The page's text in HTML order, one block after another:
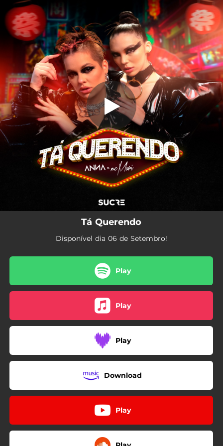
You're all set!
Tá Querendo
Tá Querendo
02:20
Tá Querendo
Disponível dia 06 de Setembro!
Play
Play
Play
Download
Play